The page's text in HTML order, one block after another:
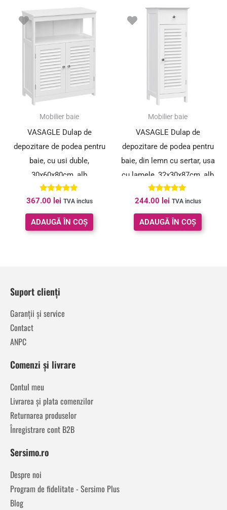
Mobilier baie
VASAGLE Dulap de
depozitare de podea pentru
baie, cu usi duble,
30x60x80cm, alb
Evaluat la
4.92
din 5
367.00 lei TVA inclus
ADAUGĂ ÎN COȘ
Mobilier baie
VASAGLE Dulap de
depozitare de podea pentru
baie, din lemn cu sertar, usa
cu lamele, 32x30x87cm, alb
Evaluat la
4.92
din 5
244.00 lei TVA inclus
ADAUGĂ ÎN COȘ
Suport clienți
Garanții și service
Contact
ANPC
Comenzi și livrare
Contul meu
Livrarea și plata comenzilor
Returnarea produselor
Înregistrare cont B2B
Sersimo.ro
Despre noi
Program de fidelitate - Sersimo Plus
Blog